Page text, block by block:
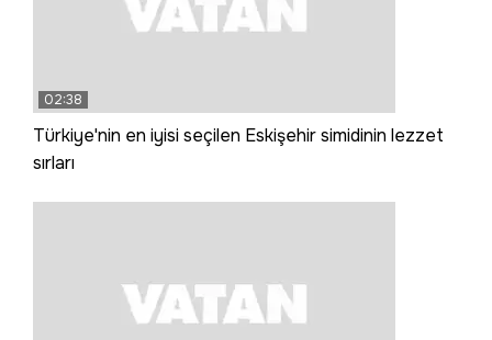
02:38
Türkiye'nin en iyisi seçilen Eskişehir simidinin lezzet
sırları